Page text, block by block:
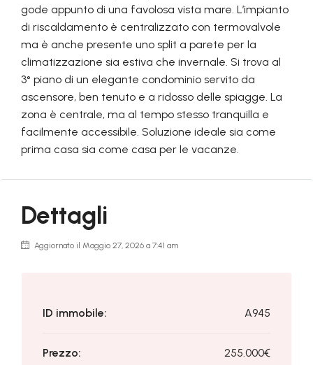
gode appunto di una favolosa vista mare. L’impianto
di riscaldamento è centralizzato con termovalvole
ma è anche presente uno split a parete per la
climatizzazione sia estiva che invernale. Si trova al
3° piano di un elegante condominio servito da
ascensore, ben tenuto e a ridosso delle spiagge. La
zona è centrale, ma al tempo stesso tranquilla e
facilmente accessibile. Soluzione ideale sia come
prima casa sia come casa per le vacanze.
Dettagli
Aggiornato il Maggio 27, 2026 a 7:41 am
ID immobile: A945
Prezzo: 255.000€